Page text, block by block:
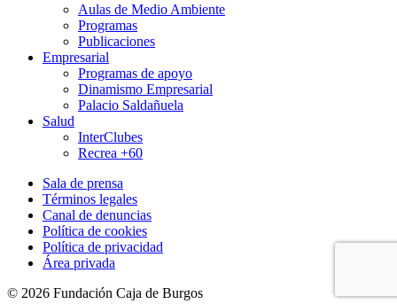
Aulas de Medio Ambiente
Programas
Publicaciones
Empresarial
Programas de apoyo
Dinamismo Empresarial
Palacio Saldañuela
Salud
InterClubes
Recrea +60
Sala de prensa
Términos legales
Canal de denuncias
Política de cookies
Política de privacidad
Área privada
© 2026 Fundación Caja de Burgos